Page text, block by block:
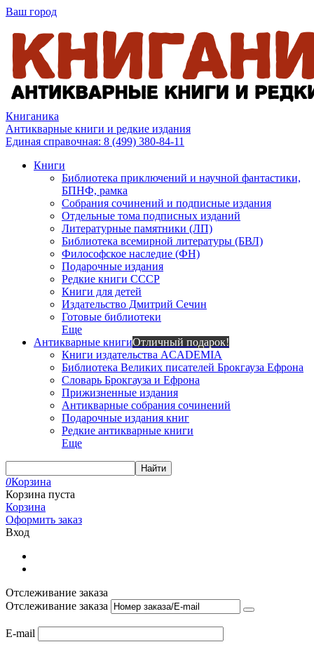
Ваш город
Книганика
Антикварные книги и редкие издания
Единая справочная: 8 (499) 380-84-11
Книги
Библиотека приключений и научной фантастики,
БПНФ, рамка
Собрания сочинений и подписные издания
Отдельные тома подписных изданий
Литературные памятники (ЛП)
Библиотека всемирной литературы (БВЛ)
Философское наследие (ФН)
Подарочные издания
Редкие книги СССР
Книги для детей
Издательство Дмитрий Сечин
Готовые библиотеки
Еще
Антикварные книгиОтличный подарок!
Книги издательства ACADEMIA
Библиотека Великих писателей Брокгауза Ефрона
Словарь Брокгауза и Ефрона
Прижизненные издания
Антикварные собрания сочинений
Подарочные издания книг
Редкие антикварные книги
Еще
Найти
0Корзина
Корзина пуста
Корзина
Оформить заказ
Вход
Отслеживание заказа
Отслеживание заказа
E-mail